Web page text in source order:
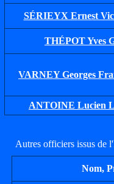
SÉRIEYX Ernest
THÉPOT Yves
VARNEY Georges
ANTOINE Lucien
Autres officiers issus de
Nom,